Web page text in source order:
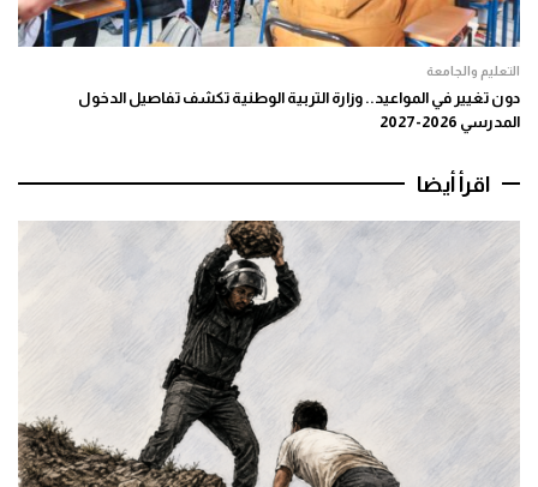
التعليم والجامعة
دون تغيير في المواعيد.. وزارة التربية الوطنية تكشف تفاصيل الدخول
المدرسي 2026-2027
اقرأ أيضا